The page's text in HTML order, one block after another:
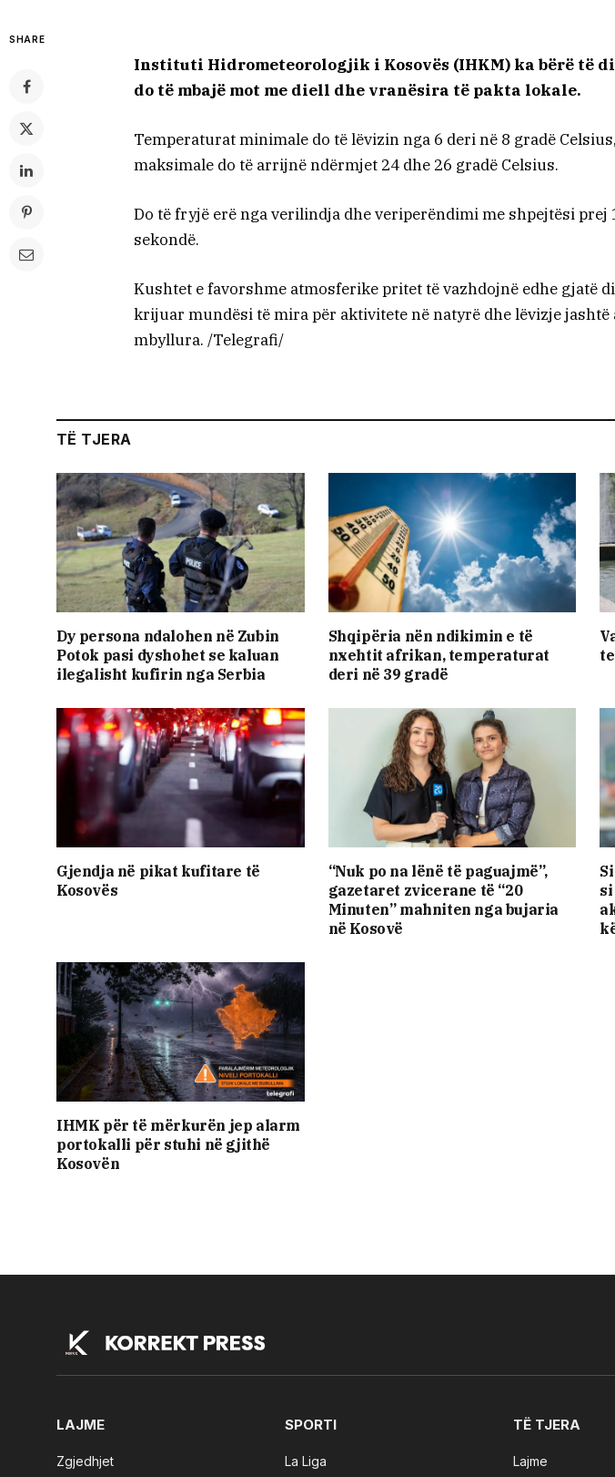
SHARE
Instituti Hidrometeorologjik i Kosovës (IHKM) ka bërë të
do të mbajë mot me diell dhe vranësira të pakta lokale.
Temperaturat minimale do të lëvizin nga 6 deri në 8 gradë
maksimale do të arrijnë ndërmjet 24 dhe 26 gradë Celsius.
Do të fryjë erë nga verilindja dhe veriperëndimi me shpejtësi prej
sekondë.
Kushtet e favorshme atmosferike pritet të vazhdojnë edhe gjatë
krijuar mundësi të mira për aktivitete në natyrë dhe lëvizje jashtë
mbyllura. /Telegrafi/
TË TJERA
Dy persona ndalohen në Zubin
Potok pasi dyshohet se kaluan
ilegalisht kufirin nga Serbia
Shqipëria nën ndikimin e të
nxehtit afrikan, temperaturat
deri në 39 gradë
Gjendja në pikat kufitare të
Kosovës
“Nuk po na lënë të paguajmë”,
gazetaret zvicerane të “20
Minuten” mahniten nga bujaria
në Kosovë
si
​IHMK për të mërkurën jep alarm
portokalli për stuhi në gjithë
Kosovën
LAJME
Zgjedhjet
SPORTI
La Liga
TË TJERA
Lajme